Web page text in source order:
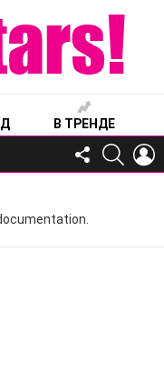
В ТРЕНДЕ
FOLLOW
US